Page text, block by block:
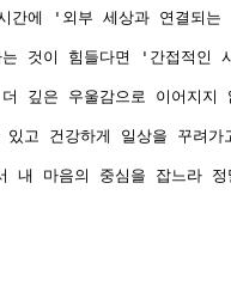
간에 '외부 세상과 연결되
것이 힘들다면 '간접적인
깊은 우울감으로 이어지
있고 건강하게 일상을 꾸려
내 마음의 중심을 잡느라